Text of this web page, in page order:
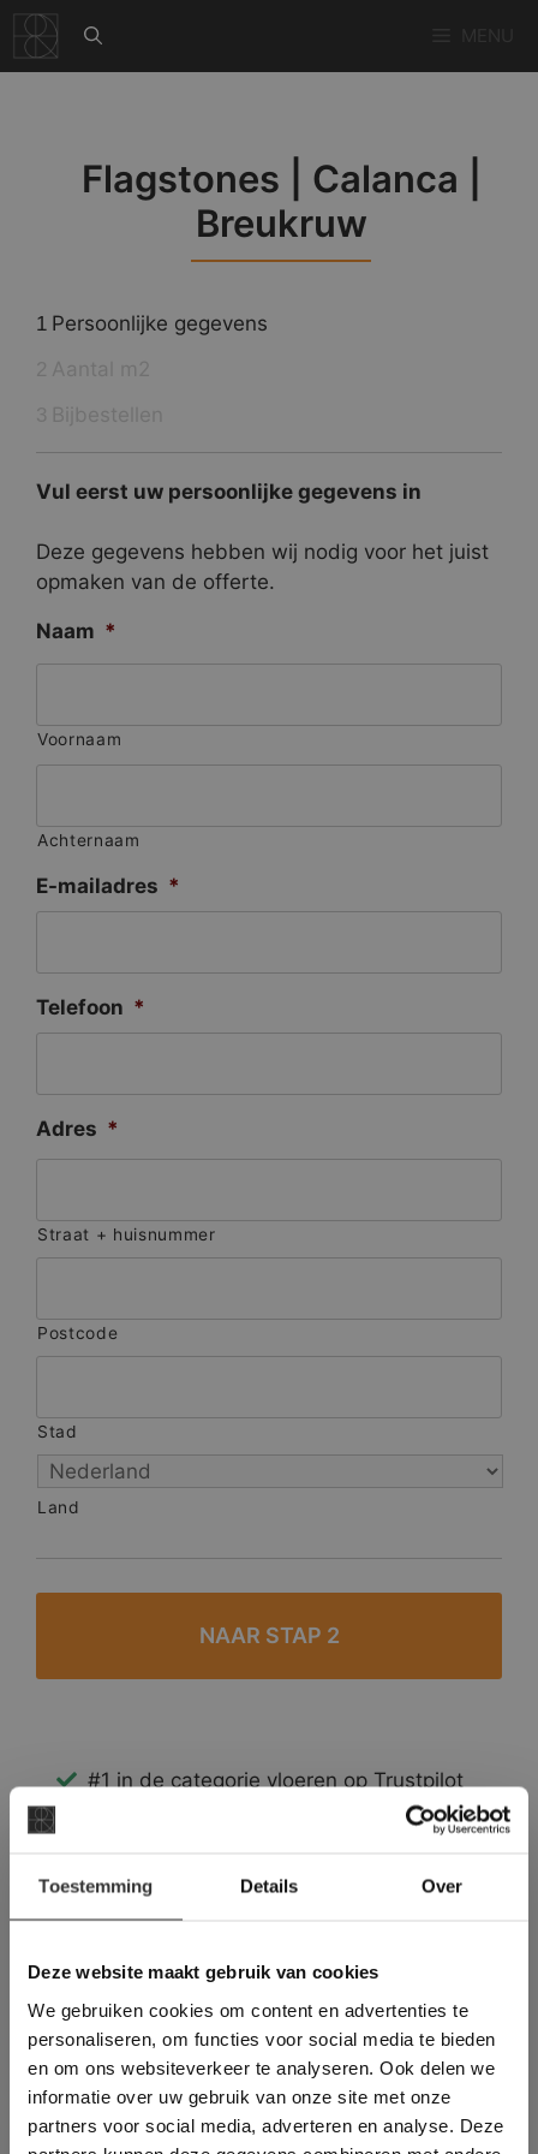
Toestemming Details Over
Deze website maakt gebruik van cookies
We gebruiken cookies om content en advertenties te
personaliseren, om functies voor social media te bieden
en om ons websiteverkeer te analyseren. Ook delen we
informatie over uw gebruik van onze site met onze
partners voor social media, adverteren en analyse. Deze
naar
de
Flagstones | Calanca |
Breukruw
1 Persoonlijke gegevens
Vul eerst uw persoonlijke gegevens in
Deze gegevens hebben wij nodig voor het juist
opmaken van de offerte.
Naam *
Voornaam
Achternaam
E-mailadres *
Telefoon *
Adres *
Straat + huisnummer
Postcode
Stad
Land
#1 in de categorie vloeren op Trustpilot
Binnen 24 uur een passende offerte
Meer dan 500 m2 showroom
Deze website maakt
gebruik van cookies.
This Cookie Banner was deleted and is no
longer working. Please contact the website
administrator.
Deze website gebruikt cookies om de
gebruikerservaring te verbeteren. Door
gebruik te maken van onze website geeft u
toestemming voor alle cookies in
overeenstemming met ons cookiebeleid.Lees
verder